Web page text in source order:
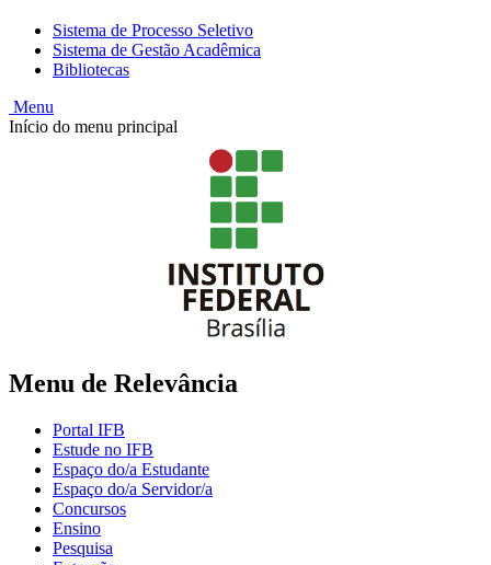
Sistema de Processo Seletivo
Sistema de Gestão Acadêmica
Bibliotecas
Menu
Início do menu principal
Menu de Relevância
Portal IFB
Estude no IFB
Espaço do/a Estudante
Espaço do/a Servidor/a
Concursos
Ensino
Pesquisa